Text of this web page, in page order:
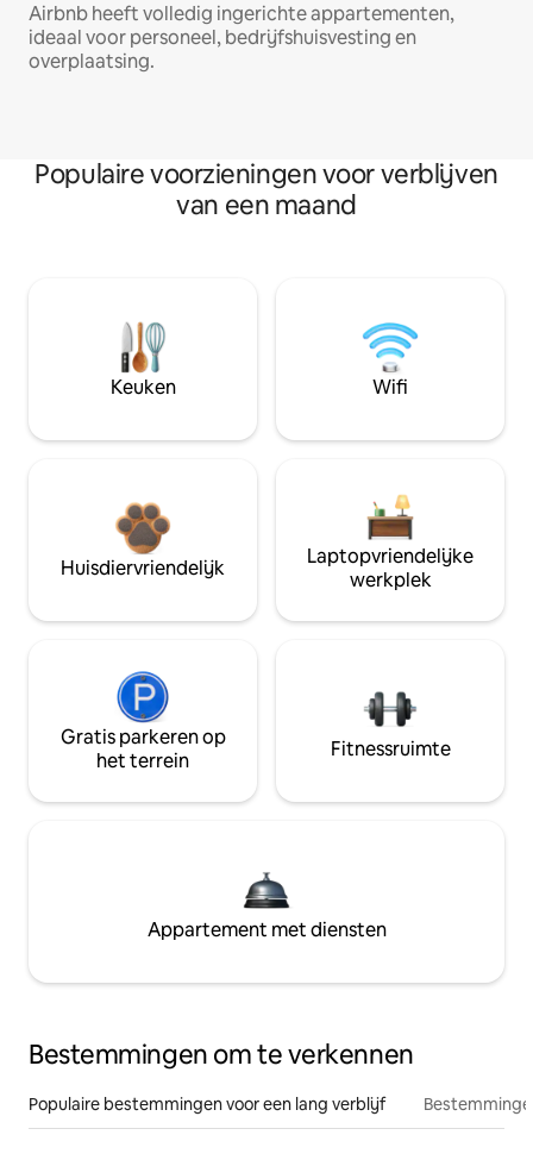
Airbnb heeft volledig ingerichte appartementen,
ideaal voor personeel, bedrijfshuisvesting en
overplaatsing.
Populaire voorzieningen voor verblijven
van een maand
Keuken Wifi
Huisdiervriendelijk
Laptopvriendelijke
werkplek
Gratis parkeren op
het terrein
Fitnessruimte
Appartement met diensten
Bestemmingen om te verkennen
Populaire bestemmingen voor een lang verblijf